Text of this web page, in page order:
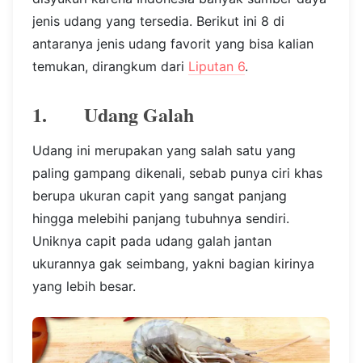
jenis udang yang tersedia. Berikut ini 8 di
antaranya jenis udang favorit yang bisa kalian
temukan, dirangkum dari Liputan 6.
1. Udang Galah
Udang ini merupakan yang salah satu yang
paling gampang dikenali, sebab punya ciri khas
berupa ukuran capit yang sangat panjang
hingga melebihi panjang tubuhnya sendiri.
Uniknya capit pada udang galah jantan
ukurannya gak seimbang, yakni bagian kirinya
yang lebih besar.